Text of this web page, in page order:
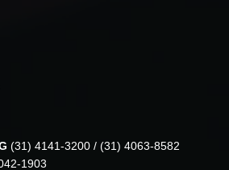
(31) 4141-3200 / (31) 4063-8582
1903